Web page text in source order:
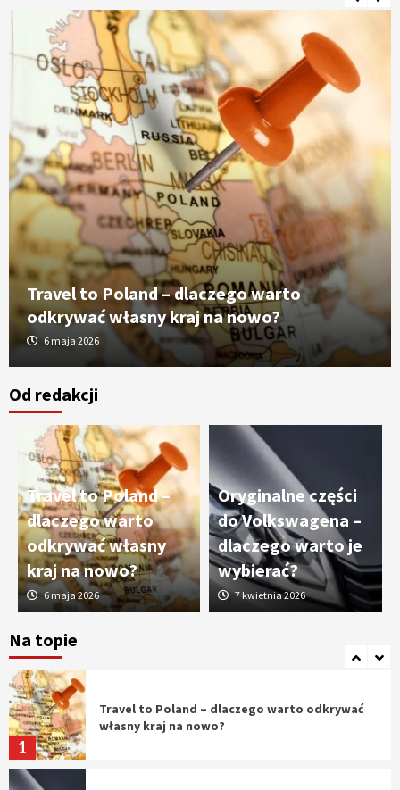
Travel to Poland – dlaczego warto
odkrywać własny kraj na nowo?
6 maja 2026
Od redakcji
Travel to Poland –
dlaczego warto
odkrywać własny
kraj na nowo?
6 maja 2026
Oryginalne części
do Volkswagena –
dlaczego warto je
wybierać?
7 kwietnia 2026
Na topie
3
nowoczesne technologie precyzyjnej
obróbki materiałów
4
Czy sztuczna inteligencja wyprze pracę
geodety w przyszłości?
5
Tworzenie aplikacji internetowych – jak
1
Travel to Poland – dlaczego warto odkrywać
własny kraj na nowo?